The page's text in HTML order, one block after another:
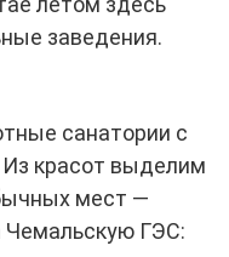
заведения.
санатории с
красот выделим
мест —
Чемальскую ГЭС: